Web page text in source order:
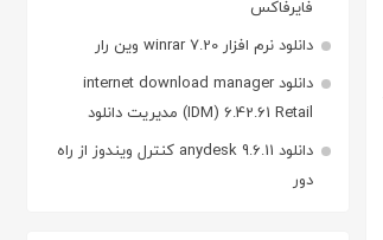
فایرفاکس
دانلود نرم افزار winrar 7.20 وین رار
دانلود internet download manager
(IDM) 6.42.61 Retail مدیریت دانلود
دانلود anydesk 9.6.11 کنترل ویندوز از راه
دور